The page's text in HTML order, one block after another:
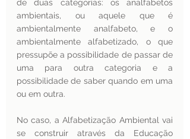
de duas categorias: os analfabetos
ambientais, ou aquele que é
ambientalmente analfabeto, e o
ambientalmente alfabetizado, o que
pressupõe a possibilidade de passar de
uma para outra categoria e a
possibilidade de saber quando em uma
ou em outra.
No caso, a Alfabetização Ambiental vai
se construir através da Educação